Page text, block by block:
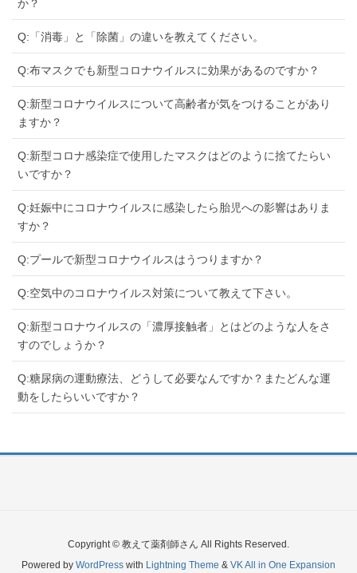
か？
Q:「消毒」と「除菌」の違いを教えてください。
Q:布マスクでも新型コロナウイルスに効果があるのですか？
Q:新型コロナウイルスについて高齢者が気をつけることがあり
ますか？
Q:新型コロナ感染症で使用したマスクはどのように捨てたらい
いですか？
Q:妊娠中にコロナウイルスに感染したら胎児への影響はありま
すか？
Q:プールで新型コロナウイルスはうつりますか？
Q:空気中のコロナウイルス対策について教えて下さい。
Q:新型コロナウイルスの「濃厚接触者」とはどのような人をさ
すのでしょうか？
Q:糖尿病の運動療法、どうして必要なんですか？またどんな運
動をしたらいいですか？
Copyright © 教えて薬剤師さん All Rights Reserved.
Powered by WordPress with Lightning Theme & VK All in One Expansion